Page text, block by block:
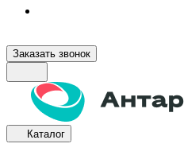
Заказать звонок
Каталог